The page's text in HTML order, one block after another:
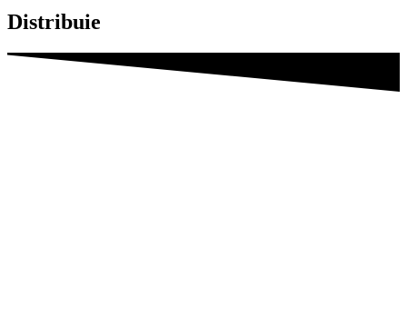
Distribuie